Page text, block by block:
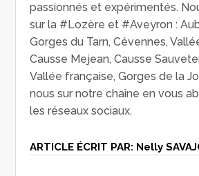
passionnés et expérimentés.
sur la #Lozère et #Aveyron :
Gorges du Tarn, Cévennes,
Causse Mejean, Causse
Vallée française, Gorges de la
nous sur notre chaîne en vous
les réseaux sociaux.
ARTICLE ÉCRIT PAR: Nelly